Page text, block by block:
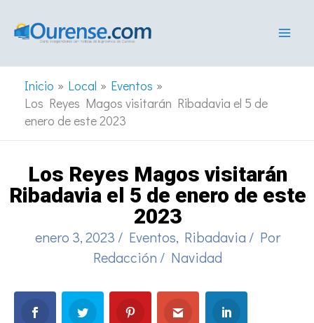
Inicio Local
Eventos
Los Reyes Magos visitarán Ribadavia el 5 de
enero de este 2023
Los Reyes Magos visitarán
Ribadavia el 5 de enero de este
2023
enero 3, 2023 / Eventos, Ribadavia / Por
Redacción / Navidad